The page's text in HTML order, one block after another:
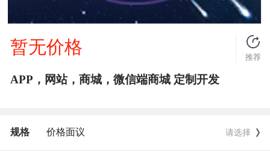
暂无价格
推荐
APP，网站，商城，微信端商城 定制开发
规格 价格面议 请选择